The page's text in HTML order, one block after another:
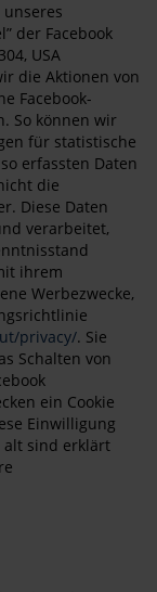
der Facebook
USA
die Aktionen von
Facebook-
So können wir
für statistische
erfassten Daten
die
Diese Daten
verarbeitet,
ihrem
Werbezwecke,
privacy/. Sie
Schalten von
ein Cookie
Einwilligung
alt sind erklärt